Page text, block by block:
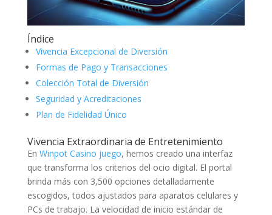
Índice
Vivencia Excepcional de Diversión
Formas de Pago y Transacciones
Colección Total de Diversión
Seguridad y Acreditaciones
Plan de Fidelidad Único
Vivencia Extraordinaria de Entretenimiento
En Winpot Casino juego, hemos creado una interfaz
que transforma los criterios del ocio digital. El portal
brinda más con 3,500 opciones detalladamente
escogidos, todos ajustados para aparatos celulares y
PCs de trabajo. La velocidad de inicio estándar de